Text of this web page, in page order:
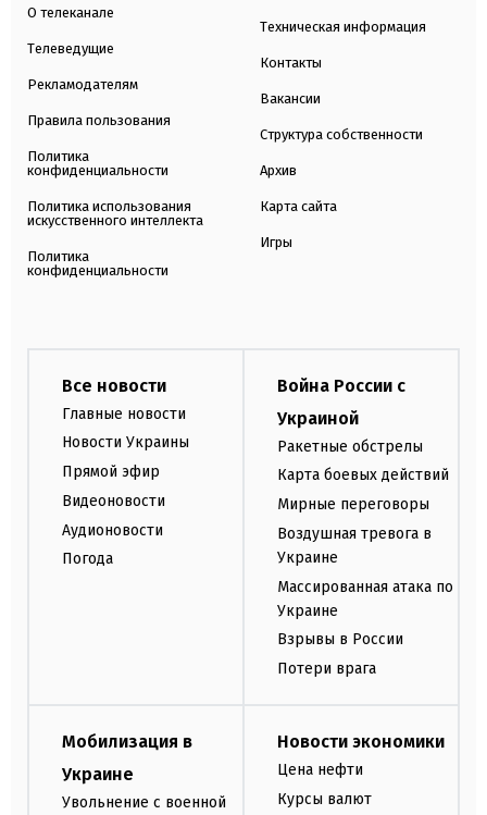
О телеканале
Телеведущие
Рекламодателям
Правила пользования
Политика
конфиденциальности
Политика использования
искусственного интеллекта
Политика
конфиденциальности
Техническая информация
Контакты
Вакансии
Структура собственности
Архив
Карта сайта
Игры
Все новости
Главные новости
Новости Украины
Прямой эфир
Видеоновости
Аудионовости
Погода
Война России с
Украиной
Ракетные обстрелы
Карта боевых действий
Мирные переговоры
Воздушная тревога в
Украине
Массированная атака по
Украине
Взрывы в России
Потери врага
Мобилизация в
Украине
Увольнение с военной
Новости экономики
Цена нефти
Курсы валют